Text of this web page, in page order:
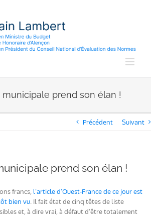
prend son élan !
Précédent Suivant
prend son élan !
francs, l’article d’Ouest-France de ce jour est
bien vu . Il fait état de cinq têtes de liste
et, à dire vrai, à défaut d’être totalement